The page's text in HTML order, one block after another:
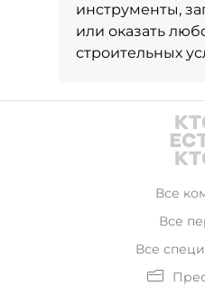
инструменты,
или оказать
строительных
Все
Все
Все